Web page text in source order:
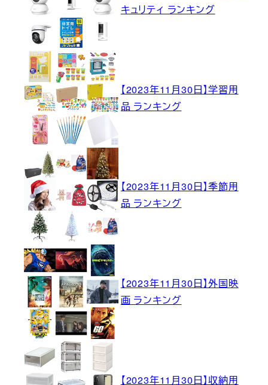
キュリティ ランキング
【2023年11月30日】学習用
品 ランキング
【2023年11月30日】季節用
品 ランキング
【2023年11月30日】外国映
画 ランキング
【2023年11月30日】収納用